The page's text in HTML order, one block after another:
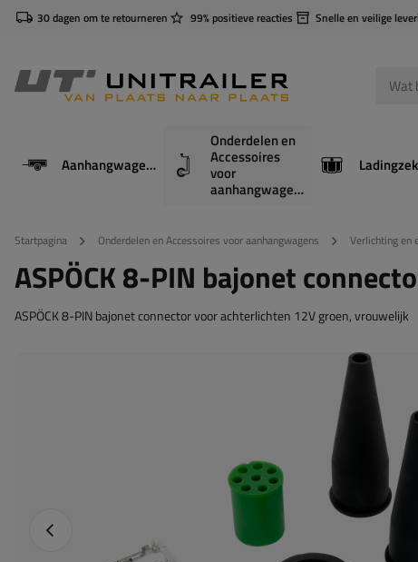
30 dagen om te retourneren 99% positieve reacties Snelle en veilige
Aanhangwagens
Onderdelen en
Accessoires
voor
aanhangwagens
Startpagina Onderdelen en Accessoires voor aanhangwagens Verlichting en
ASPÖCK 8-PIN bajonet
ASPÖCK 8-PIN bajonet connector voor achterlichten 12V groen, vrouwelijk
Vorige foto